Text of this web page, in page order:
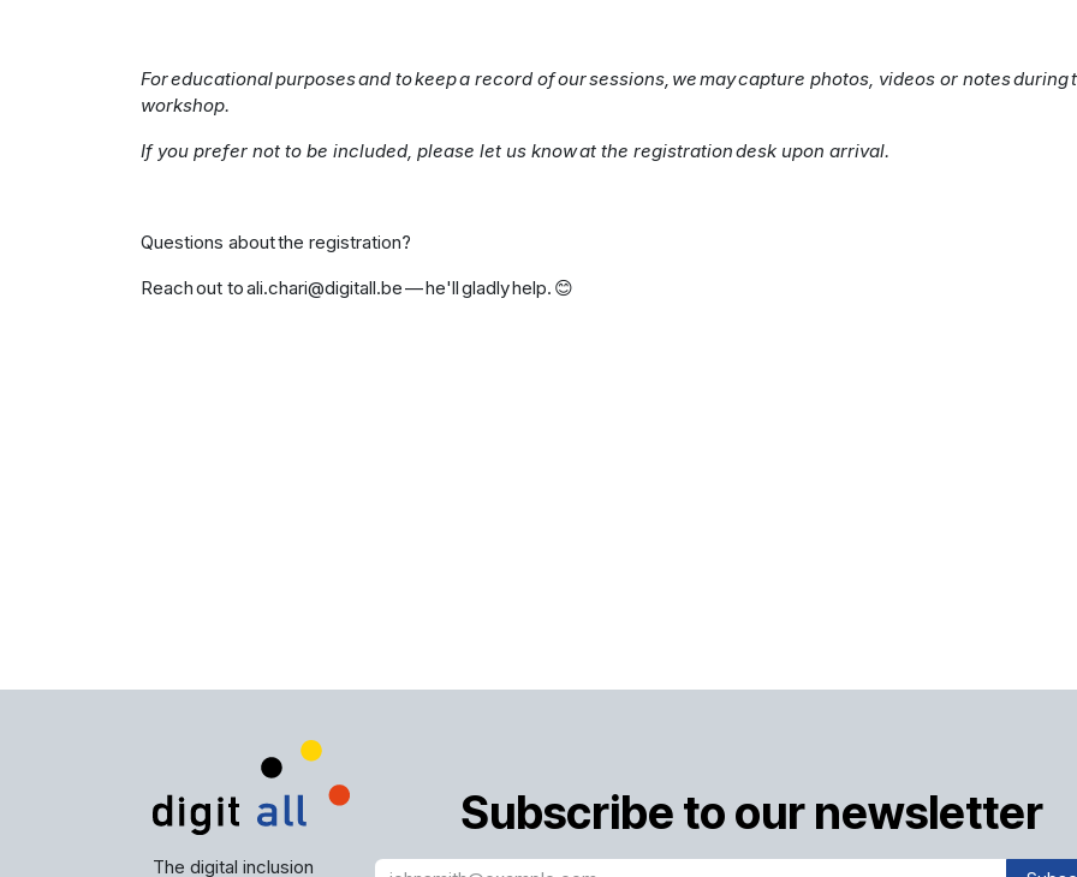
For educational purposes and to keep a record of our sessions, we may capture photos, videos or notes during
workshop.
If you prefer not to be included, please let us know at the registration desk upon arrival.
Questions about the registration?
Reach out to ali.chari@digitall.be — he'll gladly help. 😊
The digital inclusion
Subscribe to our newsletter